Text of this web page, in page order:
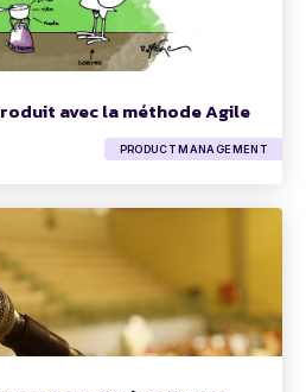
avec la méthode Agile
PRODUCT MANAGEMENT